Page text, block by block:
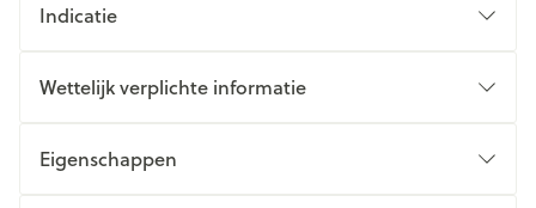
Indicatie
Wettelijk verplichte informatie
Eigenschappen